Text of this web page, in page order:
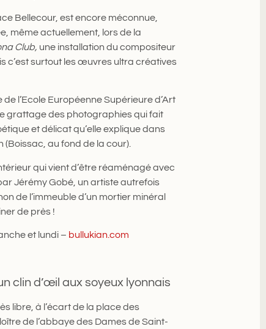
Bellecour, est encore méconnue,
même actuellement, lors de la
Club, une installation du compositeur
c’est surtout les œuvres ultra créatives
l’Ecole Européenne Supérieure d’Art
grattage des photographies qui fait
et délicat qu’elle explique dans
au fond de la cour).
qui vient d’être réaménagé avec
Jérémy Gobé, un artiste autrefois
de l’immeuble d’un mortier minéral
de près !
et lundi – bullukian.com
clin d’œil aux soyeux lyonnais
libre, à l’écart de la place des
de l’abbaye des Dames de Saint-